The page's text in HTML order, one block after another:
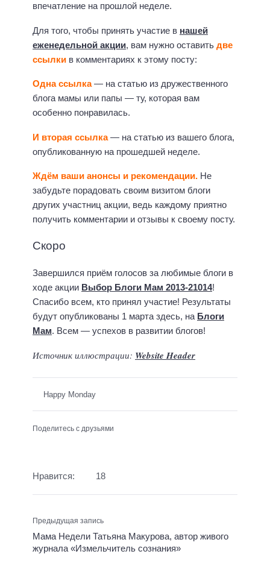
впечатление на прошлой неделе.
Для того, чтобы принять участие в нашей
еженедельной акции, вам нужно оставить две
ссылки в комментариях к этому посту:
Одна ссылка— на статью из дружественного
блога мамы или папы — ту, которая вам
особенно понравилась.
И вторая ссылка— на статью из вашего блога,
опубликованную на прошедшей неделе.
Ждём ваши анонсы и рекомендации. Не
забудьте порадовать своим визитом блоги
других участниц акции, ведь каждому приятно
получить комментарии и отзывы к своему посту.
Скоро
Завершился приём голосов за любимые блоги в
ходе акции Выбор Блоги Мам 2013-21014!
Спасибо всем, кто принял участие! Результаты
будут опубликованы 1 марта здесь, на Блоги
Мам. Всем — успехов в развитии блогов!
Источник иллюстрации: Website Header
Happy Monday
Поделитесь с друзьями
Нравится: 18
Предыдущая запись
Мама Недели Татьяна Макурова, автор живого
журнала «Измельчитель сознания»